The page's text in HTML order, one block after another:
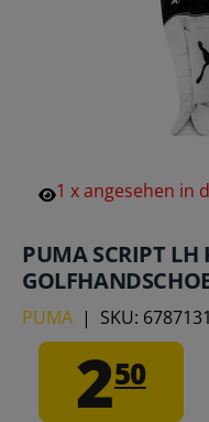
1 xangesehen in
PUMA SCRIPT LH
PUMA | SKU:
250